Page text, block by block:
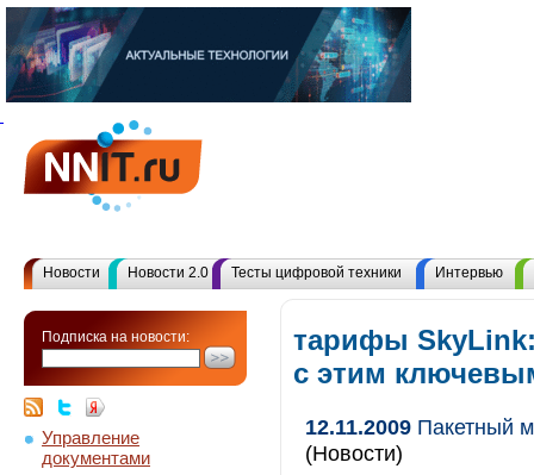
Новости Новости 2.0 Тесты цифровой техники Интервью
Подписка на новости:
Управление
документами
тарифы
с этим
12.11.2009 Пакетный
(Новости)